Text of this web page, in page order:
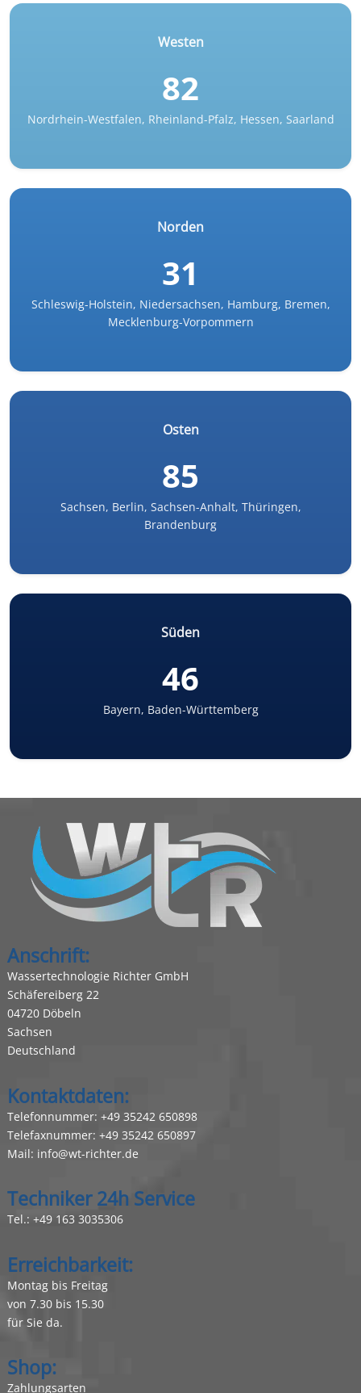
Westen
82
Nordrhein-Westfalen, Rheinland-Pfalz, Hessen, Saarland
Norden
31
Schleswig-Holstein, Niedersachsen, Hamburg, Bremen,
Mecklenburg-Vorpommern
Osten
85
Sachsen, Berlin, Sachsen-Anhalt, Thüringen,
Brandenburg
Süden
46
Bayern, Baden-Württemberg
Anschrift:
Wassertechnologie Richter GmbH
Schäfereiberg 22
04720 Döbeln
Sachsen
Deutschland
Kontaktdaten:
Telefonnummer: +49 35242 650898
Telefaxnummer: +49 35242 650897
Mail: info@wt-richter.de
Techniker 24h Service
Tel.: +49 163 3035306
Erreichbarkeit:
Montag bis Freitag
von 7.30 bis 15.30
für Sie da.
Shop:
Zahlungsarten